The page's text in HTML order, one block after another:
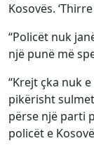
Kosovës.
“Policët nuk
një punë më
“Krejt çka nuk
pikërisht
përse një parti
policët e